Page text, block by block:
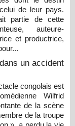
de leur pays.
partie de cette
auteure-
et productrice,
un accident
congolais est
Wilfrid
de la scène
de la troupe